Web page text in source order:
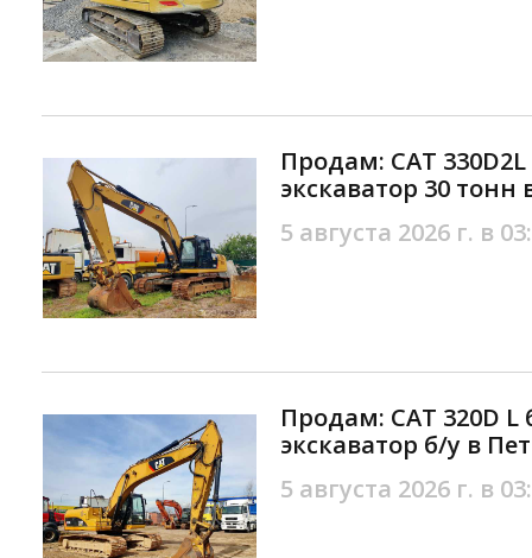
Продам: CAT
экскаватор 30 тонн
5 августа 2026 г. в
Продам: CAT 320D
экскаватор б/у в
5 августа 2026 г. в